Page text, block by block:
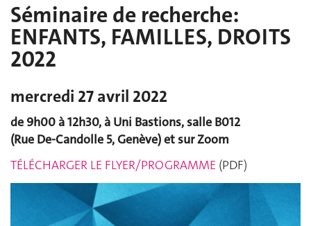
Séminaire de recherche:
ENFANTS, FAMILLES, DROITS
2022
mercredi 27 avril 2022
de 9h00 à 12h30, à Uni Bastions, salle B012
(Rue De-Candolle 5, Genève) et sur Zoom
TÉLÉCHARGER LE FLYER/PROGRAMME (PDF)